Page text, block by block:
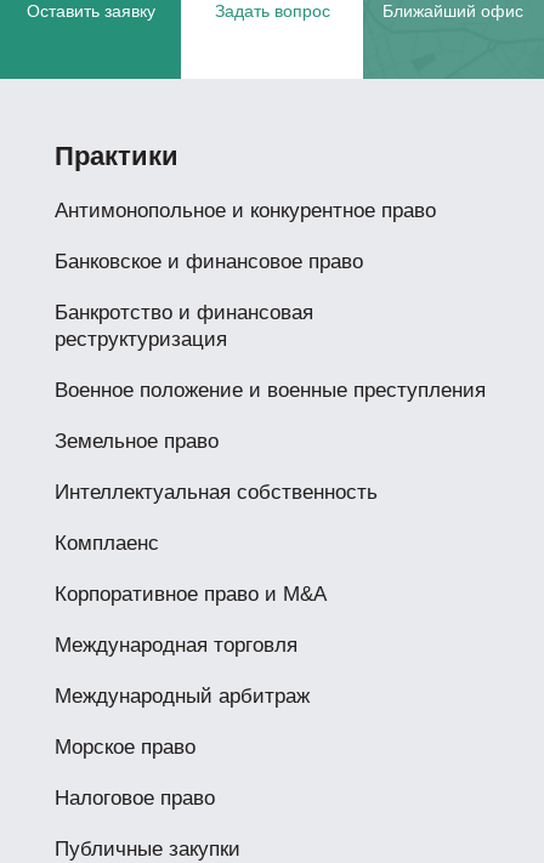
Оставить заявку Задать вопрос Ближайший офис
Практики
Антимонопольное и конкурентное право
Банковское и финансовое право
Банкротство и финансовая
реструктуризация
Военное положение и военные преступления
Земельное право
Интеллектуальная собственность
Комплаенс
Корпоративное право и M&A
Международная торговля
Международный арбитраж
Морское право
Налоговое право
Публичные закупки